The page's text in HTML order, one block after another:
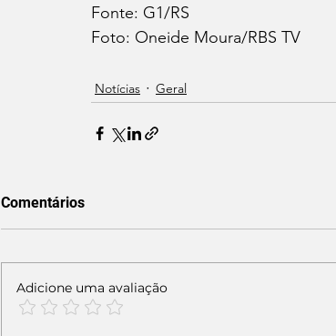
Fonte: G1/RS
Foto: Oneide Moura/RBS TV
Notícias Geral
Comentários
Adicione uma avaliação